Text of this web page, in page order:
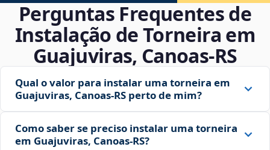
Perguntas Frequentes de
Instalação de Torneira em
Guajuviras, Canoas‑RS
Qual o valor para instalar uma torneira em
Guajuviras, Canoas‑RS perto de mim?
Como saber se preciso instalar uma torneira
em Guajuviras, Canoas‑RS?